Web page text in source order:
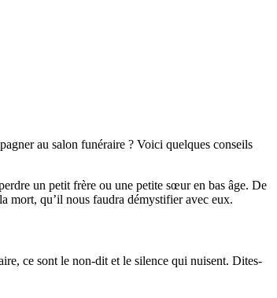
au salon funéraire ? Voici quelques conseils
un petit frère ou une petite sœur en bas âge. De
mort, qu’il nous faudra démystifier avec eux.
ce sont le non-dit et le silence qui nuisent. Dites-